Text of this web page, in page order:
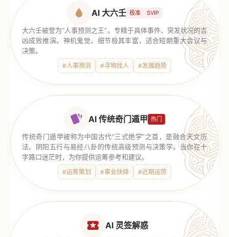
AI 大六壬 极准 SVIP
大六壬被誉为“人事预测之王”。专精于具体事件、突发状况的吉
凶成败推演。神机鬼觉，细节极其丰富，适合短期重大会议与
决策。
#人事预测 #寻物找人 #发展趋势
AI 传统奇门遁甲 热门
传统奇门遁甲被称为中国古代“三式绝学”之首，是融合天文历
法、阴阳五行与易经八卦的传统高级预测与决策学。当你在十
字路口迷茫时，为你提供运筹参考和建议。
#运筹策划 #事业抉择 #近期运势
AI 灵签解惑